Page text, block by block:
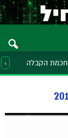
חכמת הקבלה ‹